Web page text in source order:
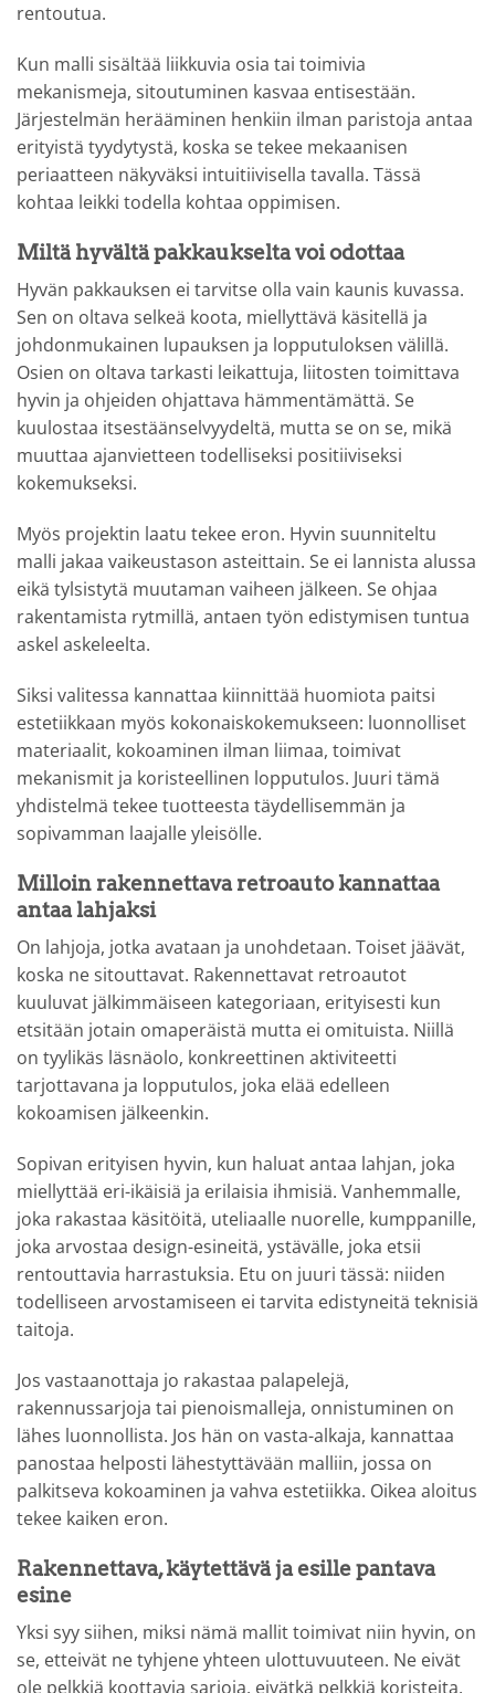
rentoutua.
Kun malli sisältää liikkuvia osia tai toimivia
mekanismeja, sitoutuminen kasvaa entisestään.
Järjestelmän herääminen henkiin ilman paristoja antaa
erityistä tyydytystä, koska se tekee mekaanisen
periaatteen näkyväksi intuitiivisella tavalla. Tässä
kohtaa leikki todella kohtaa oppimisen.
Miltä hyvältä pakkaukselta voi odottaa
Hyvän pakkauksen ei tarvitse olla vain kaunis kuvassa.
Sen on oltava selkeä koota, miellyttävä käsitellä ja
johdonmukainen lupauksen ja lopputuloksen välillä.
Osien on oltava tarkasti leikattuja, liitosten toimittava
hyvin ja ohjeiden ohjattava hämmentämättä. Se
kuulostaa itsestäänselvyydeltä, mutta se on se, mikä
muuttaa ajanvietteen todelliseksi positiiviseksi
kokemukseksi.
Myös projektin laatu tekee eron. Hyvin suunniteltu
malli jakaa vaikeustason asteittain. Se ei lannista alussa
eikä tylsistytä muutaman vaiheen jälkeen. Se ohjaa
rakentamista rytmillä, antaen työn edistymisen tuntua
askel askeleelta.
Siksi valitessa kannattaa kiinnittää huomiota paitsi
estetiikkaan myös kokonaiskokemukseen: luonnolliset
materiaalit, kokoaminen ilman liimaa, toimivat
mekanismit ja koristeellinen lopputulos. Juuri tämä
yhdistelmä tekee tuotteesta täydellisemmän ja
sopivamman laajalle yleisölle.
Milloin rakennettava retroauto kannattaa
antaa lahjaksi
On lahjoja, jotka avataan ja unohdetaan. Toiset jäävät,
koska ne sitouttavat. Rakennettavat retroautot
kuuluvat jälkimmäiseen kategoriaan, erityisesti kun
etsitään jotain omaperäistä mutta ei omituista. Niillä
on tyylikäs läsnäolo, konkreettinen aktiviteetti
tarjottavana ja lopputulos, joka elää edelleen
kokoamisen jälkeenkin.
Sopivan erityisen hyvin, kun haluat antaa lahjan, joka
miellyttää eri-ikäisiä ja erilaisia ihmisiä. Vanhemmalle,
joka rakastaa käsitöitä, uteliaalle nuorelle, kumppanille,
joka arvostaa design-esineitä, ystävälle, joka etsii
rentouttavia harrastuksia. Etu on juuri tässä: niiden
todelliseen arvostamiseen ei tarvita edistyneitä teknisiä
taitoja.
Jos vastaanottaja jo rakastaa palapelejä,
rakennussarjoja tai pienoismalleja, onnistuminen on
lähes luonnollista. Jos hän on vasta-alkaja, kannattaa
panostaa helposti lähestyttävään malliin, jossa on
palkitseva kokoaminen ja vahva estetiikka. Oikea aloitus
tekee kaiken eron.
Rakennettava, käytettävä ja esille pantava
esine
Yksi syy siihen, miksi nämä mallit toimivat niin hyvin, on
se, etteivät ne tyhjene yhteen ulottuvuuteen. Ne eivät
ole pelkkiä koottavia sarjoja, eivätkä pelkkiä koristeita.